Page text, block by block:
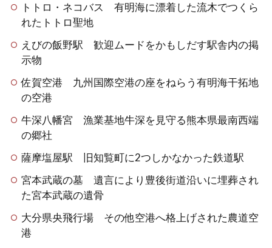
トトロ・ネコバス 有明海に漂着した流木でつくら
れたトトロ聖地
えびの飯野駅 歓迎ムードをかもしだす駅舎内の掲
示物
佐賀空港 九州国際空港の座をねらう有明海干拓地
の空港
牛深八幡宮 漁業基地牛深を見守る熊本県最南西端
の郷社
薩摩塩屋駅 旧知覧町に2つしかなかった鉄道駅
宮本武蔵の墓 遺言により豊後街道沿いに埋葬され
た宮本武蔵の遺骨
大分県央飛行場 その他空港へ格上げされた農道空
港